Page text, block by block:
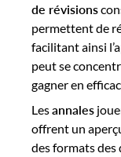
de révisions
permettent de
facilitant ainsi
peut se
gagner en
Lesannales
offrent un
des formats des